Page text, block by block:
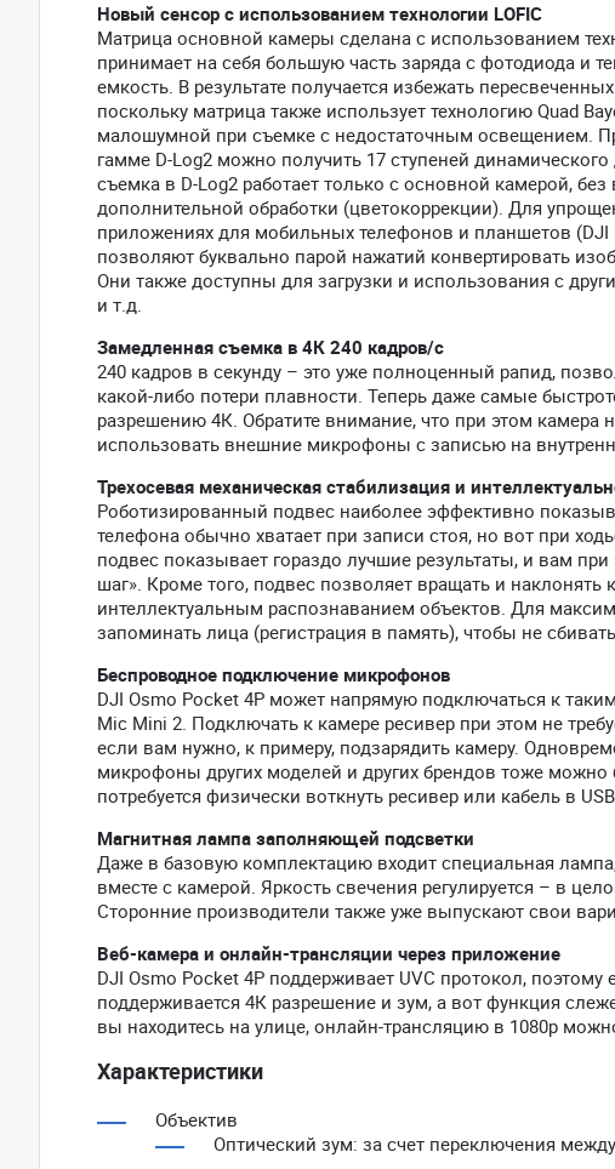
Новый сенсор с использованием технологии LOFIC
Матрица основной камеры сделана с использованием
принимает на себя большую часть заряда с фотодиода и
емкость. В результате получается избежать
поскольку матрица также использует технологию Quad
малошумной при съемке с недостаточным освещением.
гамме D-Log2 можно получить 17 ступеней
съемка в D-Log2 работает только с основной камерой,
дополнительной обработки (цветокоррекции). Для
приложениях для мобильных телефонов и планшетов
позволяют буквально парой нажатий конвертировать
Они также доступны для загрузки и использования с
и т.д.
Замедленная съемка в 4К 240 кадров/с
240 кадров в секунду – это уже полноценный рапид,
какой-либо потери плавности. Теперь даже самые
разрешению 4К. Обратите внимание, что при этом камера
использовать внешние микрофоны с записью на
Трехосевая механическая стабилизация и
Роботизированный подвес наиболее эффективно
телефона обычно хватает при записи стоя, но вот при
подвес показывает гораздо лучшие результаты, и вам
шаг». Кроме того, подвес позволяет вращать и
интеллектуальным распознаванием объектов. Для
запоминать лица (регистрация в память), чтобы не
Беспроводное подключение микрофонов
DJI Osmo Pocket 4P может напрямую подключаться к
Mic Mini 2. Подключать к камере ресивер при этом не
если вам нужно, к примеру, подзарядить камеру.
микрофоны других моделей и других брендов тоже
потребуется физически воткнуть ресивер или кабель в
Магнитная лампа заполняющей подсветки
Даже в базовую комплектацию входит специальная
вместе с камерой. Яркость свечения регулируется – в
Сторонние производители также уже выпускают свои
Веб-камера и онлайн-трансляции через приложение
DJI Osmo Pocket 4P поддерживает UVC протокол,
поддерживается 4К разрешение и зум, а вот функция
вы находитесь на улице, онлайн-трансляцию в 1080p
Характеристики
Объектив
Оптический зум: за счет переключения